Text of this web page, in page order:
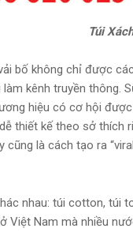
Túi
bố không chỉ được
kênh truyền thông.
hiệu có cơ hội
thiết kế theo sở
cũng là cách tạo ra
nhau: túi cotton, túi
Việt Nam mà nhiều